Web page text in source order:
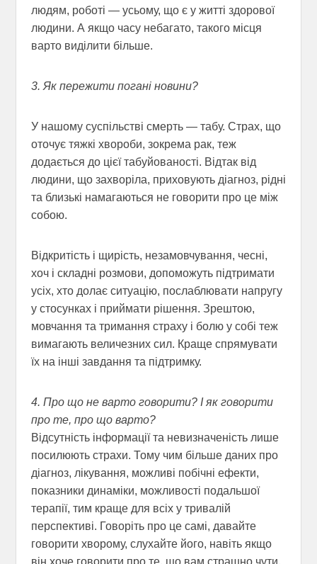
людям, роботі — усьому, що є у житті здорової
людини. А якщо часу небагато, такого місця
варто виділити більше.
3. Як пережити погані новини?
У нашому суспільстві смерть — табу. Страх, що
оточує тяжкі хвороби, зокрема рак, теж
додається до цієї табуйованості. Відтак від
людини, що захворіла, приховують діагноз, рідні
та близькі намагаються не говорити про це між
собою.
Відкритість і щирість, незамовчування, чесні,
хоч і складні розмови, допоможуть підтримати
усіх, хто долає ситуацію, послаблювати напругу
у стосунках і приймати рішення. Зрештою,
мовчання та тримання страху і болю у собі теж
вимагають величезних сил. Краще спрямувати
їх на інші завдання та підтримку.
4. Про що не варто говорити? І як говорити
про те, про що варто?
Відсутність інформації та невизначеність лише
посилюють страхи. Тому чим більше даних про
діагноз, лікування, можливі побічні ефекти,
показники динаміки, можливості подальшої
терапії, тим краще для всіх у тривалій
перспективі. Говоріть про це самі, давайте
говорити хворому, слухайте його, навіть якщо